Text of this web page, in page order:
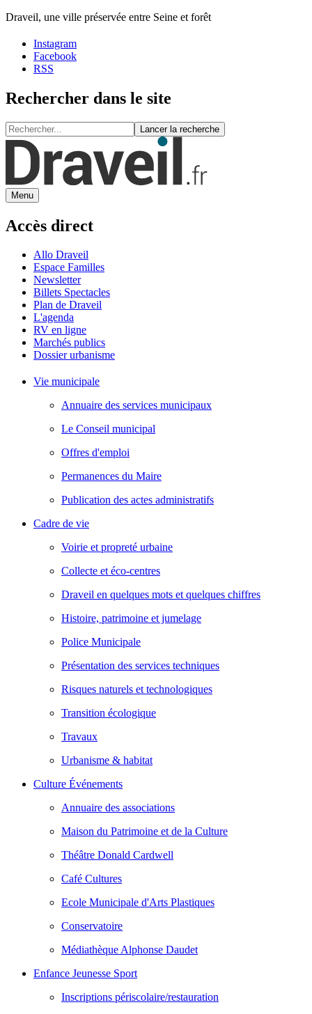
Draveil, une ville préservée entre Seine et forêt
Instagram
Facebook
RSS
Rechercher dans le site
Lancer la recherche
Menu
Accès direct
Allo Draveil
Espace Familles
Newsletter
Billets Spectacles
Plan de Draveil
L'agenda
RV en ligne
Marchés publics
Dossier urbanisme
Vie municipale
Annuaire des services municipaux
Le Conseil municipal
Offres d'emploi
Permanences du Maire
Publication des actes administratifs
Cadre de vie
Voirie et propreté urbaine
Collecte et éco-centres
Draveil en quelques mots et quelques chiffres
Histoire, patrimoine et jumelage
Police Municipale
Présentation des services techniques
Risques naturels et technologiques
Transition écologique
Travaux
Urbanisme & habitat
Culture Événements
Annuaire des associations
Maison du Patrimoine et de la Culture
Théâtre Donald Cardwell
Café Cultures
Ecole Municipale d'Arts Plastiques
Conservatoire
Médiathèque Alphonse Daudet
Enfance Jeunesse Sport
Inscriptions périscolaire/restauration